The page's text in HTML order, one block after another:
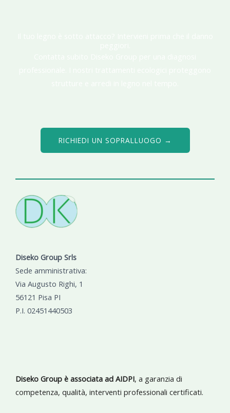
RICHIEDI UN SOPRALLUOGO →
Diseko Group Srls
Sede amministrativa:
Via Augusto Righi, 1
56121 Pisa PI
P.I. 02451440503
Diseko Group è associata ad AIDPI, a garanzia di
competenza, qualità, interventi professionali certificati.